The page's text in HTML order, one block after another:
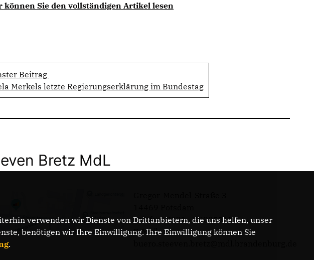
können Sie den vollständigen Artikel lesen
Beitrag
Merkels letzte Regierungserklärung im Bundestag
Bretz MdL
Telefon: 0331 - 20085713
E-Mail:
verwenden wir Dienste von Drittanbietern, die uns helfen, unser
benötigen wir Ihre Einwilligung. Ihre Einwilligung können Sie
.